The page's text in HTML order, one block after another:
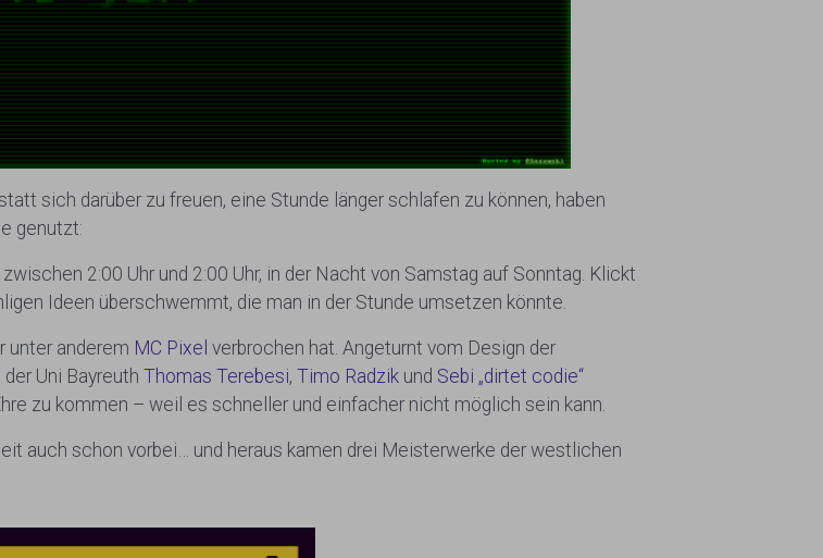
sich darüber zu freuen, eine Stunde länger schlafen zu können, haben
genutzt:
2:00 Uhr und 2:00 Uhr, in der Nacht von Samstag auf Sonntag. Klickt
Ideen überschwemmt, die man in der Stunde umsetzen könnte.
unter anderem MC Pixel verbrochen hat. Angeturnt vom Design der
Uni Bayreuth Thomas Terebesi, Timo Radzik und Sebi „dirtet codie“
zu kommen – weil es schneller und einfacher nicht möglich sein kann.
auch schon vorbei… und heraus kamen drei Meisterwerke der westlichen